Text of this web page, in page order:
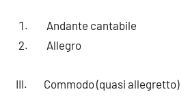
Andante cantabile
Allegro
III. Commodo (quasi allegretto)